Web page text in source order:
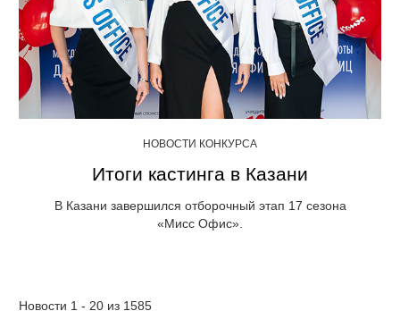
НОВОСТИ КОНКУРСА
Итоги кастинга в Казани
В Казани завершился отборочный этап 17 сезона
«Мисс Офис».
Новости 1 - 20 из 1585